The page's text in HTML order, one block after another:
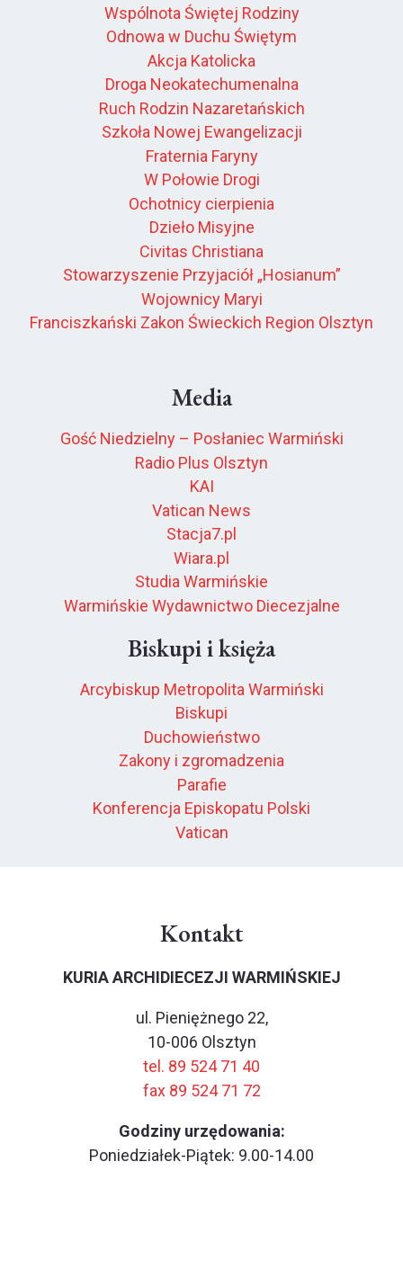
Wspólnota Świętej Rodziny
Odnowa w Duchu Świętym
Akcja Katolicka
Droga Neokatechumenalna
Ruch Rodzin Nazaretańskich
Szkoła Nowej Ewangelizacji
Fraternia Faryny
W Połowie Drogi
Ochotnicy cierpienia
Dzieło Misyjne
Civitas Christiana
Stowarzyszenie Przyjaciół „Hosianum”
Wojownicy Maryi
Franciszkański Zakon Świeckich Region Olsztyn
Media
Gość Niedzielny – Posłaniec Warmiński
Radio Plus Olsztyn
KAI
Vatican News
Stacja7.pl
Wiara.pl
Studia Warmińskie
Warmińskie Wydawnictwo Diecezjalne
Biskupi i księża
Arcybiskup Metropolita Warmiński
Biskupi
Duchowieństwo
Zakony i zgromadzenia
Parafie
Konferencja Episkopatu Polski
Vatican
Kontakt
KURIA ARCHIDIECEZJI WARMIŃSKIEJ
ul. Pieniężnego 22,
10-006 Olsztyn
tel. 89 524 71 40
fax 89 524 71 72
Godziny urzędowania:
Poniedziałek-Piątek: 9.00-14.00